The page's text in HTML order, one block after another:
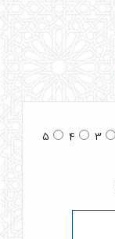
3
4
5